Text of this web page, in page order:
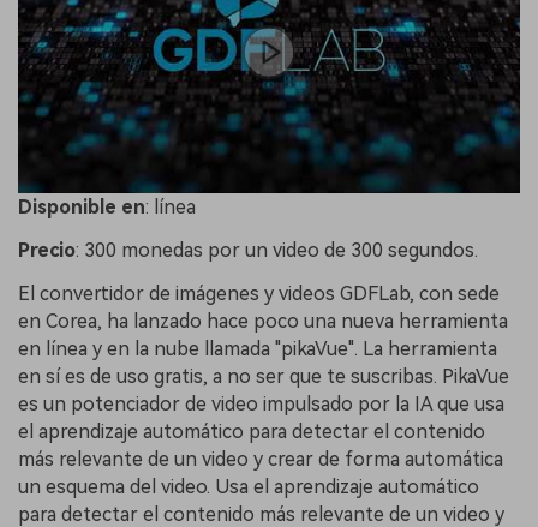
Disponible en: línea
Precio: 300 monedas por un video de 300 segundos.
El convertidor de imágenes y videos GDFLab, con sede
en Corea, ha lanzado hace poco una nueva herramienta
en línea y en la nube llamada "pikaVue". La herramienta
en sí es de uso gratis, a no ser que te suscribas. PikaVue
es un potenciador de video impulsado por la IA que usa
el aprendizaje automático para detectar el contenido
más relevante de un video y crear de forma automática
un esquema del video. Usa el aprendizaje automático
para detectar el contenido más relevante de un video y